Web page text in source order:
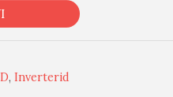
, Inverterid